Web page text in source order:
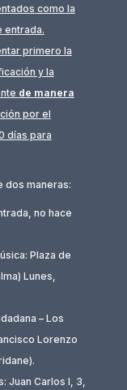
como la
entrada.
primero la
y la
de manera
por el
días para
dos maneras:
no hace
Plaza de
Lunes,
– Los
Lorenzo
Juan Carlos I, 3,